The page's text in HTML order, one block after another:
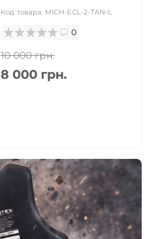
Код товара: MICH-ECL-2-TAN-L
0
10 000 грн.
8 000 грн.